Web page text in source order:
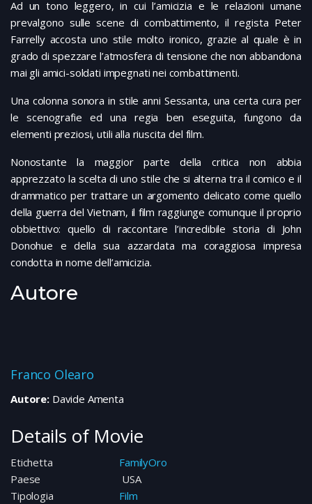
Ad un tono leggero, in cui l’amicizia e le relazioni umane
prevalgono sulle scene di combattimento, il regista Peter
Farrelly accosta uno stile molto ironico, grazie al quale è in
grado di spezzare l’atmosfera di tensione che non abbandona
mai gli amici-soldati impegnati nei combattimenti.
Una colonna sonora in stile anni Sessanta, una certa cura per
le scenografie ed una regia ben eseguita, fungono da
elementi preziosi, utili alla riuscita del film.
Nonostante la maggior parte della critica non abbia
apprezzato la scelta di uno stile che si alterna tra il comico e il
drammatico per trattare un argomento delicato come quello
della guerra del Vietnam, il film raggiunge comunque il proprio
obbiettivo: quello di raccontare l’incredibile storia di John
Donohue e della sua azzardata ma coraggiosa impresa
condotta in nome dell’amicizia.
Autore
Franco Olearo
Autore:Davide Amenta
Details of Movie
Etichetta
FamilyOro
Paese
USA
Tipologia
Film